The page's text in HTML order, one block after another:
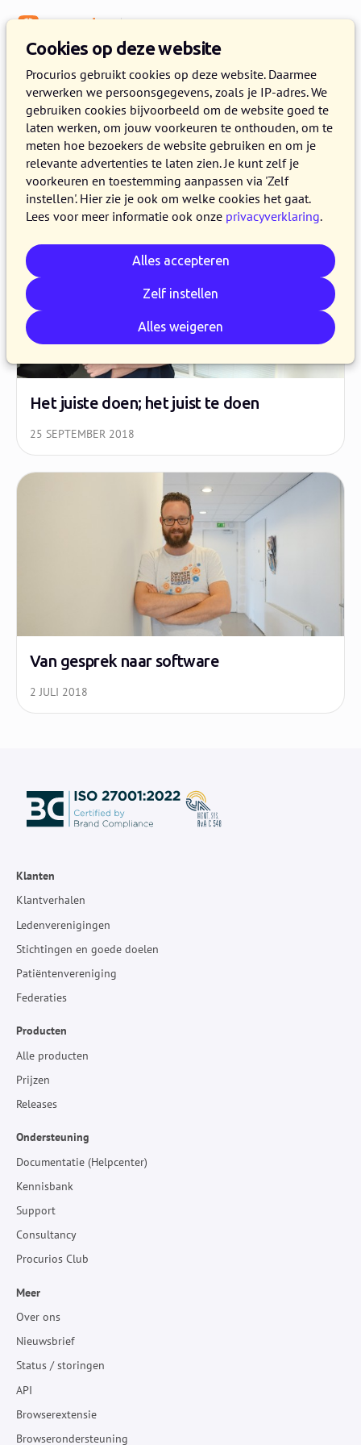
Cookies op deze website
Procurios gebruikt cookies op deze website. Daarmee
verwerken we persoonsgegevens, zoals je IP-adres. We
gebruiken cookies bijvoorbeeld om de website goed te
laten werken, om jouw voorkeuren te onthouden, om te
meten hoe bezoekers de website gebruiken en om je
relevante advertenties te laten zien. Je kunt zelf je
voorkeuren en toestemming aanpassen via 'Zelf
instellen'. Hier zie je ook om welke cookies het gaat.
Lees voor meer informatie ook onze privacyverklaring.
Alles accepteren
Zelf instellen
Alles weigeren
WEBLOG
Artikelen over developer
Het juiste doen; het juist te doen
25 SEPTEMBER 2018
Van gesprek naar software
2 JULI 2018
Klanten
Klantverhalen
Ledenverenigingen
Stichtingen en goede doelen
Patiëntenvereniging
Federaties
Producten
Alle producten
Prijzen
Releases
Ondersteuning
Documentatie (Helpcenter)
Kennisbank
Support
Consultancy
Procurios Club
Meer
Over ons
Nieuwsbrief
Status / storingen
API
Browserextensie
Browserondersteuning